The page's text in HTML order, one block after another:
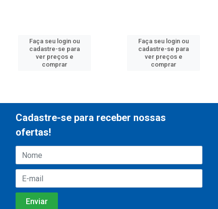
Faça seu login ou
cadastre-se para
ver preços e
comprar
Faça seu login ou
cadastre-se para
ver preços e
comprar
Cadastre-se para receber nossas
ofertas!